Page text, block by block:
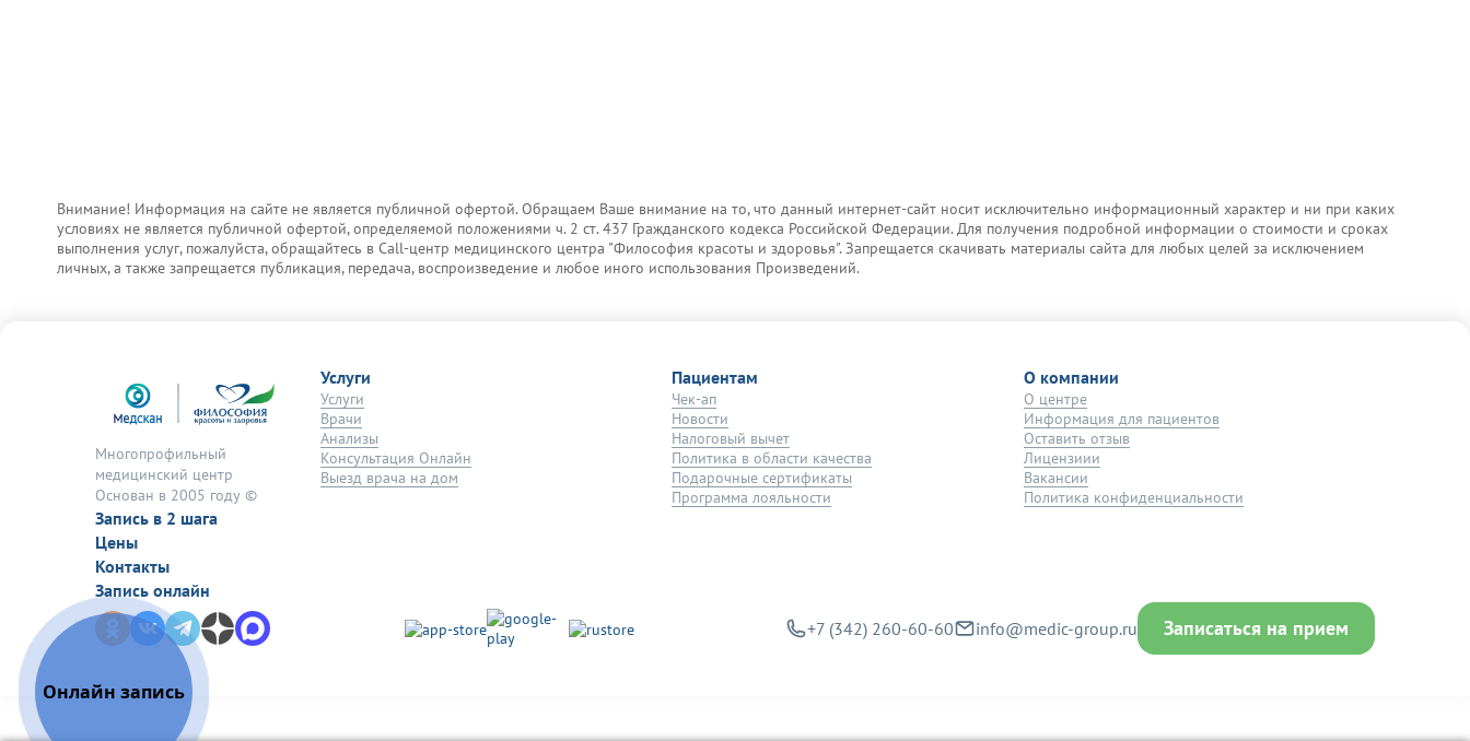
Внимание! Информация на сайте не является публичной офертой. Обращаем Ваше внимание на то, что данный интернет-сайт носит исключительно информационный характер и ни при каких
условиях не является публичной офертой, определяемой положениями ч. 2 ст. 437 Гражданского кодекса Российской Федерации. Для получения подробной информации о стоимости и сроках
выполнения услуг, пожалуйста, обращайтесь в Call-центр медицинского центра "Философия красоты и здоровья". Запрещается скачивать материалы сайта для любых целей за исключением
личных, а также запрещается публикация, передача, воспроизведение и любое иного использования Произведений.
Многопрофильный
медицинский центр
Основан в 2005 году ©
Запись в 2 шага
Цены
Контакты
Запись онлайн
Услуги
Услуги
Врачи
Анализы
Консультация Онлайн
Выезд врача на дом
Пациентам
Чек-ап
Новости
Налоговый вычет
Политика в области качества
Подарочные сертификаты
Программа лояльности
О компании
О центре
Информация для пациентов
Оставить отзыв
Лицензиии
Вакансии
Политика конфиденциальности
+7 (342) 260-60-60 info@medic-group.ru Записаться на прием